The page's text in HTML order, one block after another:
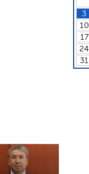
3
10
17
24
31